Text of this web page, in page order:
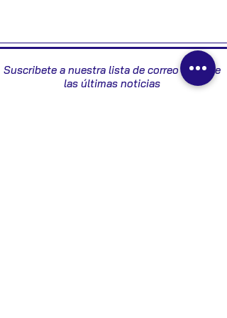
Suscribete a nuestra lista de correo y recibe
las últimas noticias